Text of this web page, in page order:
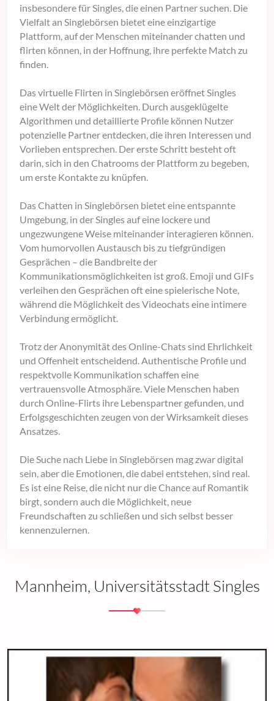
insbesondere für Singles, die einen Partner suchen. Die
Vielfalt an Singlebörsen bietet eine einzigartige
Plattform, auf der Menschen miteinander chatten und
flirten können, in der Hoffnung, ihre perfekte Match zu
finden.
Das virtuelle Flirten in Singlebörsen eröffnet Singles
eine Welt der Möglichkeiten. Durch ausgeklügelte
Algorithmen und detaillierte Profile können Nutzer
potenzielle Partner entdecken, die ihren Interessen und
Vorlieben entsprechen. Der erste Schritt besteht oft
darin, sich in den Chatrooms der Plattform zu begeben,
um erste Kontakte zu knüpfen.
Das Chatten in Singlebörsen bietet eine entspannte
Umgebung, in der Singles auf eine lockere und
ungezwungene Weise miteinander interagieren können.
Vom humorvollen Austausch bis zu tiefgründigen
Gesprächen – die Bandbreite der
Kommunikationsmöglichkeiten ist groß. Emoji und GIFs
verleihen den Gesprächen oft eine spielerische Note,
während die Möglichkeit des Videochats eine intimere
Verbindung ermöglicht.
Trotz der Anonymität des Online-Chats sind Ehrlichkeit
und Offenheit entscheidend. Authentische Profile und
respektvolle Kommunikation schaffen eine
vertrauensvolle Atmosphäre. Viele Menschen haben
durch Online-Flirts ihre Lebenspartner gefunden, und
Erfolgsgeschichten zeugen von der Wirksamkeit dieses
Ansatzes.
Die Suche nach Liebe in Singlebörsen mag zwar digital
sein, aber die Emotionen, die dabei entstehen, sind real.
Es ist eine Reise, die nicht nur die Chance auf Romantik
birgt, sondern auch die Möglichkeit, neue
Freundschaften zu schließen und sich selbst besser
kennenzulernen.
Mannheim, Universitätsstadt Singles